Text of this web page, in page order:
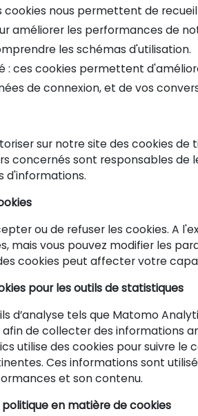
cookies nous permettent de
améliorer les performances de
les schémas d'utilisation.
: ces cookies permettent
de connexion, et de vos
sur notre site des cookies
concernés sont responsables de
d'informations.
ou de refuser les cookies. A
mais vous pouvez modifier les
cookies peut affecter votre
pour les outils de statistiques
d’analyse tels que Matomo
de collecter des informations
utilise des cookies pour suivre
Ces informations sont
et son contenu.
en matière de cookies